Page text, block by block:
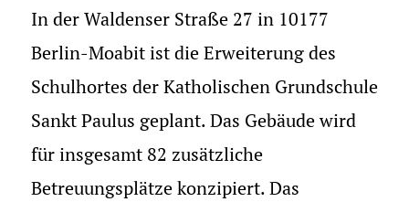
In der Waldenser Straße 27 in 10177
Berlin-Moabit ist die Erweiterung des
Schulhortes der Katholischen Grundschule
Sankt Paulus geplant. Das Gebäude wird
für insgesamt 82 zusätzliche
Betreuungsplätze konzipiert. Das